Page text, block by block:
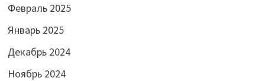
Февраль 2025
Январь 2025
Декабрь 2024
Ноябрь 2024